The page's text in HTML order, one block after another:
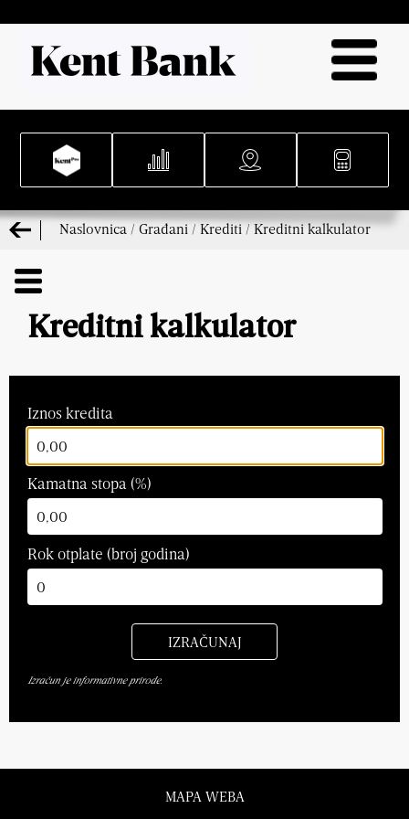
Naslovnica / Građani / Krediti / Kreditni kalkulator
Kreditni kalkulator
Iznos kredita
Kamatna stopa (%)
Rok otplate (broj godina)
Izračun je informativne prirode.
MAPA WEBA